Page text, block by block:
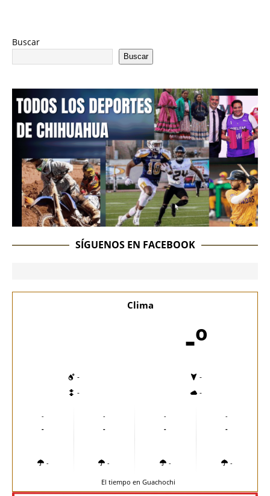
Buscar
Buscar
SÍGUENOS EN FACEBOOK
Clima
-º
-
-
-
-
-
-
-
-
-
-
-
-
-
-
-
-
El tiempo en Guachochi